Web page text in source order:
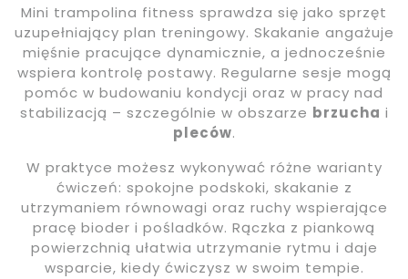
Mini trampolina fitness sprawdza się jako sprzęt
uzupełniający plan treningowy. Skakanie angażuje
mięśnie pracujące dynamicznie, a jednocześnie
wspiera kontrolę postawy. Regularne sesje mogą
pomóc w budowaniu kondycji oraz w pracy nad
stabilizacją – szczególnie w obszarze brzucha i
pleców.
W praktyce możesz wykonywać różne warianty
ćwiczeń: spokojne podskoki, skakanie z
utrzymaniem równowagi oraz ruchy wspierające
pracę bioder i pośladków. Rączka z piankową
powierzchnią ułatwia utrzymanie rytmu i daje
wsparcie, kiedy ćwiczysz w swoim tempie.